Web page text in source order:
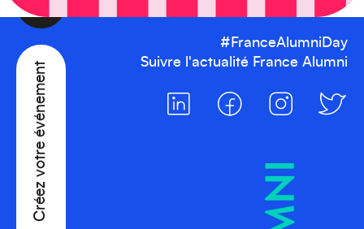
Créez votre événement
#FranceAlumniDay
Suivre l'actualité France Alumni